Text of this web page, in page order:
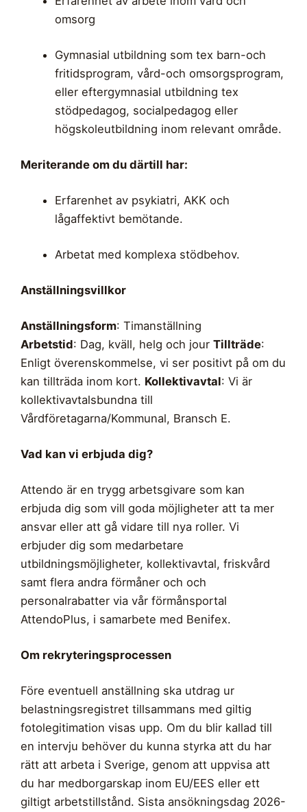
omsorg
Gymnasial utbildning som tex barn-och
fritidsprogram, vård-och omsorgsprogram,
eller eftergymnasial utbildning tex
stödpedagog, socialpedagog eller
högskoleutbildning inom relevant område.
Meriterande om du därtill har:
Erfarenhet av psykiatri, AKK och
lågaffektivt bemötande.
Arbetat med komplexa stödbehov.
Anställningsvillkor
Anställningsform: Timanställning
Arbetstid: Dag, kväll, helg och jour Tillträde:
Enligt överenskommelse, vi ser positivt på om du
kan tillträda inom kort. Kollektivavtal: Vi är
kollektivavtalsbundna till
Vårdföretagarna/Kommunal, Bransch E.
Vad kan vi erbjuda dig?
Attendo är en trygg arbetsgivare som kan
erbjuda dig som vill goda möjligheter att ta mer
ansvar eller att gå vidare till nya roller. Vi
erbjuder dig som medarbetare
utbildningsmöjligheter, kollektivavtal, friskvård
samt flera andra förmåner och och
personalrabatter via vår förmånsportal
AttendoPlus, i samarbete med Benifex.
Om rekryteringsprocessen
Före eventuell anställning ska utdrag ur
belastningsregistret tillsammans med giltig
fotolegitimation visas upp. Om du blir kallad till
en intervju behöver du kunna styrka att du har
rätt att arbeta i Sverige, genom att uppvisa att
du har medborgarskap inom EU/EES eller ett
giltigt arbetstillstånd. Sista ansökningsdag 2026-